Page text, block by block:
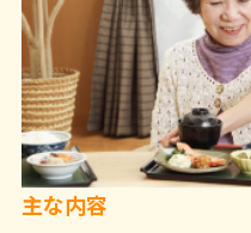
主な内容